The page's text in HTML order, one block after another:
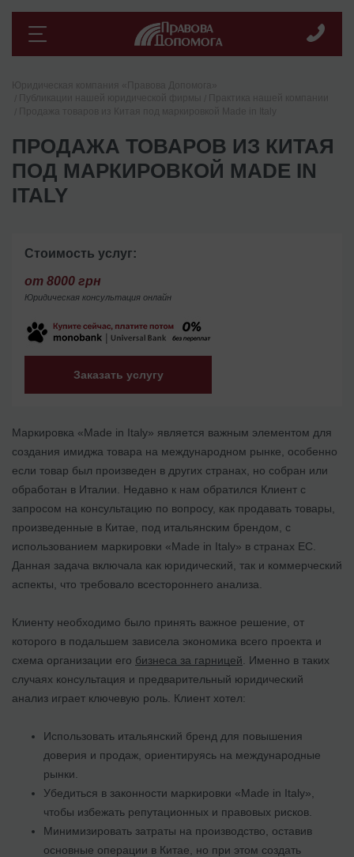
ПРОДАЖА ТОВАРОВ ИЗ КИТАЯ
ПОД МАРКИРОВКОЙ MADE IN
ITALY
Стоимость услуг:
от 8000 грн
Юридическая консультация онлайн
Заказать услугу
Маркировка «Made in Italy» является важным элементом для
создания имиджа товара на международном рынке, особенно
если товар был произведен в других странах, но собран или
обработан в Италии. Недавно к нам обратился Клиент с
запросом на консультацию по вопросу, как продавать товары,
произведенные в Китае, под итальянским брендом, с
использованием маркировки «Made in Italy» в странах ЕС.
Данная задача включала как юридический, так и коммерческий
аспекты, что требовало всестороннего анализа.
Клиенту необходимо было принять важное решение, от
которого в подальшем зависела экономика всего проекта и
схема организации его бизнеса за гарницей . Именно в таких
случаях консультация и предварительный юридический
анализ играет ключевую роль. Клиент хотел:
Использовать итальянский бренд для повышения
доверия и продаж, ориентируясь на международные
рынки.
Убедиться в законности маркировки «Made in Italy»,
чтобы избежать репутационных и правовых рисков.
Минимизировать затраты на производство, оставив
основные операции в Китае, но при этом создать